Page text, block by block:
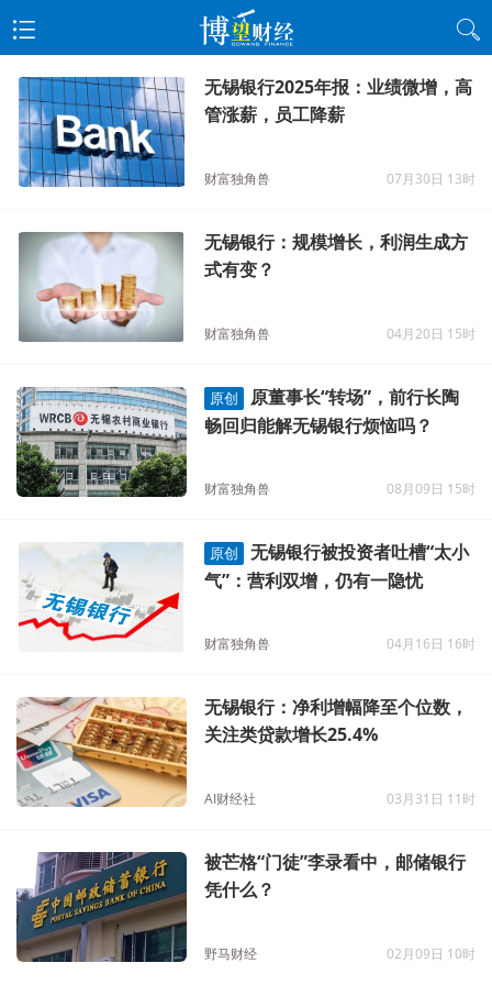
无锡银行2025年报：业绩微增，高
管涨薪，员工降薪
财富独角兽 07月30日 13时
无锡银行：规模增长，利润生成方
式有变？
财富独角兽 04月20日 15时
原创
原董事长“转场”，前行长陶
畅回归能解无锡银行烦恼吗？
财富独角兽 08月09日 15时
原创
无锡银行被投资者吐槽“太小
气”：营利双增，仍有一隐忧
财富独角兽 04月16日 16时
无锡银行：净利增幅降至个位数，
关注类贷款增长25.4%
AI财经社 03月31日 11时
被芒格“门徒”李录看中，邮储银行
凭什么？
野马财经 02月09日 10时